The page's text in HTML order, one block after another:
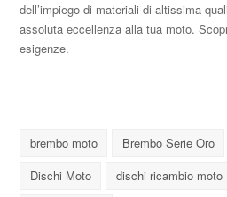
dell’impiego di materiali di altissima
assoluta eccellenza alla tua moto.
esigenze.
brembo moto Brembo Serie Oro
Dischi Moto
dischi ricambio moto